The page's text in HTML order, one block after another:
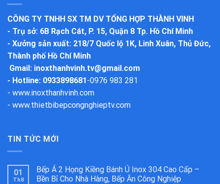
CÔNG TY TNHH SX TM DV TỔNG HỢP THÀNH VINH
- Trụ sở: 6B Rạch Cát, P. 15, Quận 8 Tp. Hồ Chí Minh
- Xưởng sản xuất: 218/7 Quốc lộ 1K, Linh Xuân, Thủ Đức,
Thành phố Hồ Chí Minh
Gmail: inoxthanhvinh.tv@gmail.com
- Hotline: 0933898681-0976 983 281
- www.inoxthanhvinh.com
- www.thietbibepcongnghieptv.com
TIN TỨC MỚI
01
Th8
Bếp Á 2 Họng Kiềng Bánh Ú Inox 304 Cao Cấp –
Bền Bỉ Cho Nhà Hàng, Bếp Ăn Công Nghiệp